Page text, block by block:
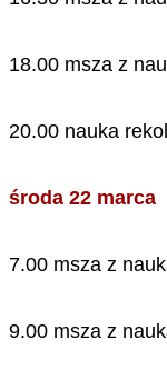
18.00 msza z
20.00 nauka
środa 22 marca
7.00 msza z
9.00 msza z